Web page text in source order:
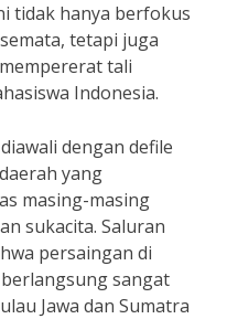
tidak hanya berfokus
tetapi juga
tali
Indonesia.
dengan defile
yang
masing-masing
sukacita. Saluran
persaingan di
sangat
Jawa dan Sumatra